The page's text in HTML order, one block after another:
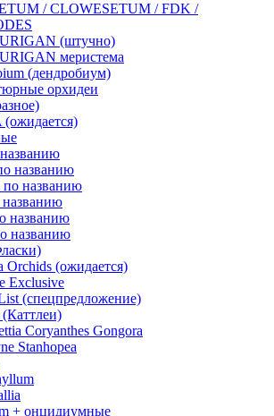
/ CLOWESETUM / FDK /
(штучно)
меристема
(дендробиум)
орхидеи
названию
названию
названию
названию
Orchids (ожидается)
Exclusive
(спецпредложение)
Coryanthes Gongora
Stanhopea
+ онцидиумные